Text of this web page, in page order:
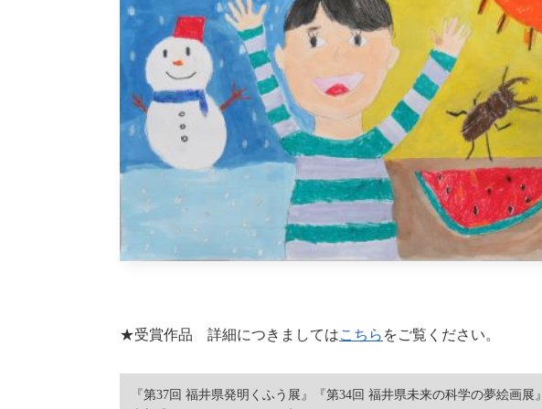
★受賞作品 詳細につきましてはこちら をご覧ください。
『第37回 福井県発明くふう展』『第34回 福井県未来の科学の夢絵画展』